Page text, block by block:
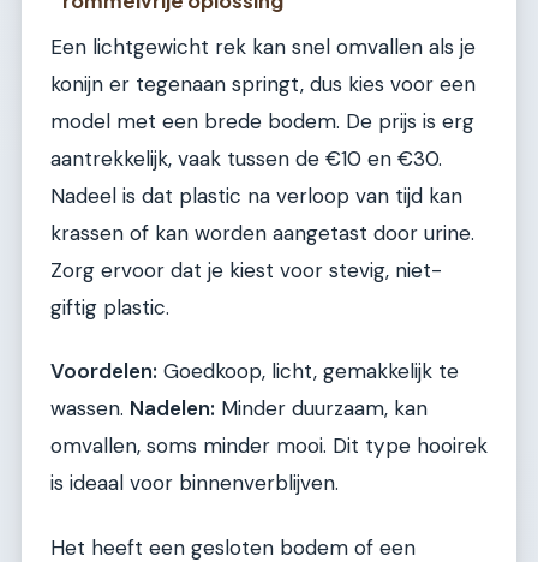
Een lichtgewicht rek kan snel omvallen als je
konijn er tegenaan springt, dus kies voor een
model met een brede bodem. De prijs is erg
aantrekkelijk, vaak tussen de €10 en €30.
Nadeel is dat plastic na verloop van tijd kan
krassen of kan worden aangetast door urine.
Zorg ervoor dat je kiest voor stevig, niet-
giftig plastic.
Voordelen: Goedkoop, licht, gemakkelijk te
wassen. Nadelen: Minder duurzaam, kan
omvallen, soms minder mooi. Dit type hooirek
is ideaal voor binnenverblijven.
Het heeft een gesloten bodem of een